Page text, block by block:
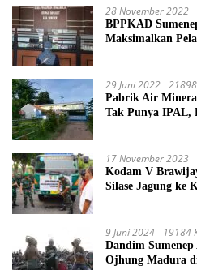
28 November 2022
BPPKAD
Maksimalkan
29 Juni 2022
Pabrik Air
Tak Punya IPAL,
17 November 2023
Kodam V
Silase Jagung ke
9 Juni 2024 19184
Dandim
Ojhung Madura